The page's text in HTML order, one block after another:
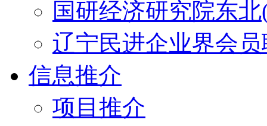
国研经济研究院东
辽宁民进企业界会
信息推介
项目推介